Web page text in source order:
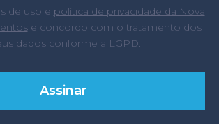
de uso e política de privacidade da Nova
e concordo com o tratamento dos
dados conforme a LGPD.